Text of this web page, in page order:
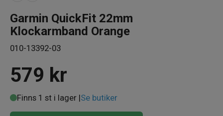
Garmin QuickFit 22mm
Klockarmband Orange
010-13392-03
579 kr
Finns 1 st i lager |Se butiker